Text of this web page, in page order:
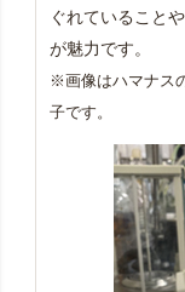
ぐれていること
が魅力です。
※画像はハマナス
子です。